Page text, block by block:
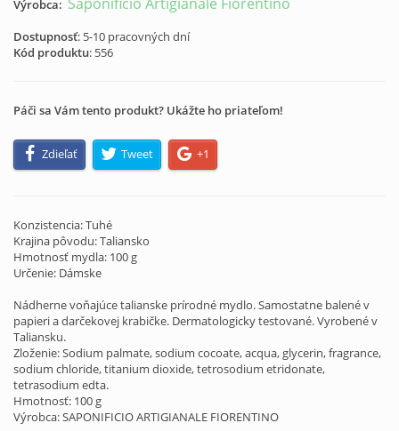
Výrobca:
Dostupnosť: 5-10 pracovných dní
Kód produktu: 556
Páči sa Vám tento produkt? Ukážte ho priateľom!
Zdieľať Tweet +1
Konzistencia: Tuhé
Krajina pôvodu: Taliansko
Hmotnosť mydla: 100 g
Určenie: Dámske
Nádherne voňajúce talianske prírodné mydlo.Samostatne balené v
papieri a darčekovej krabičke. Dermatologicky testované. Vyrobené v
Taliansku.
Zloženie: Sodium palmate, sodium cocoate, acqua, glycerin, fragrance,
sodium chloride, titanium dioxide, tetrosodium etridonate,
tetrasodium edta.
Hmotnosť: 100 g
Výrobca: SAPONIFICIO ARTIGIANALE FIORENTINO